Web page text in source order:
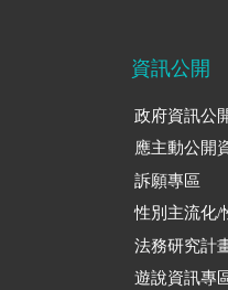
資訊公開
政府資訊公
應主動公開
訴願專區
性別主流化/
法務研究計
遊說資訊專